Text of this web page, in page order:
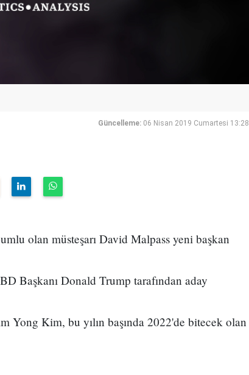
Güncelleme: 06 Nisan 2019 Cumartesi 13:28
olan müsteşarı David Malpass yeni başkan
Başkanı Donald Trump tarafından aday
Yong Kim, bu yılın başında 2022'de bitecek olan